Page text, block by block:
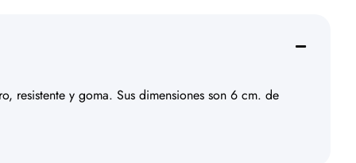
resistente y goma. Sus dimensiones son 6 cm. de